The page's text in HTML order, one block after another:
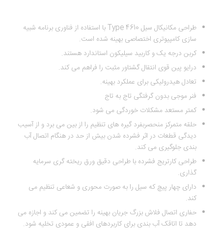
طراحی مکانیکال سیل Type 4610 با استفاده از فناوری برنامه شبیه
سازی کامپیوتری اختصاصی بهینه شده است.
کربن درجه یک و کاربید سیلیکون استاندارد هستند.
درایو پین قوی انتقال گشتاور مثبت را فراهم می کند.
تعادل هیدرولیکی برای عملکرد بهینه.
فنر موجی بدون گرفتگی تاج به تاج
کمتر مستعد مشکلات خوردگی می شود.
حلقه متمرکز منحصربفرد گیره های تنظیم را از بین می برد و از آسیب
دیدگی قطعات در اثر فشرده شدن بیش از حد در هنگام اتصال آب
بندی جلوگیری می کند.
طراحی کارتریج فشرده با طراحی دقیق ورق ریخته گری سرمایه
گذاری.
دارای چهار پیچ که سیل را به صورت محوری و شعاعی تنظیم می
کند.
حفاری اتصال فلاش بزرگ جریان بهینه را تضمین می کند و اجازه می
دهد تا اتاقک آب بندی برای کاربردهای افقی و عمودی تخلیه شود.